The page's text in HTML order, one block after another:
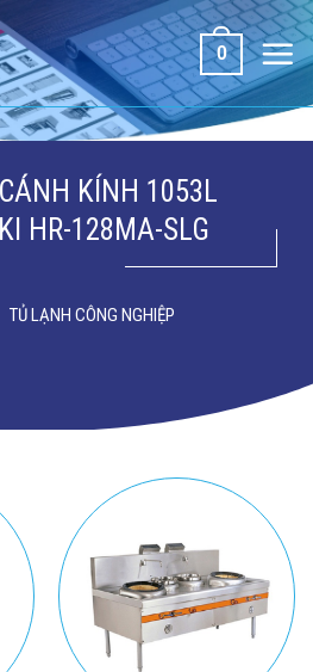
0
KÍNH 1053L
HR-128MA-SLG
TỦ LẠNH CÔNG NGHIỆP